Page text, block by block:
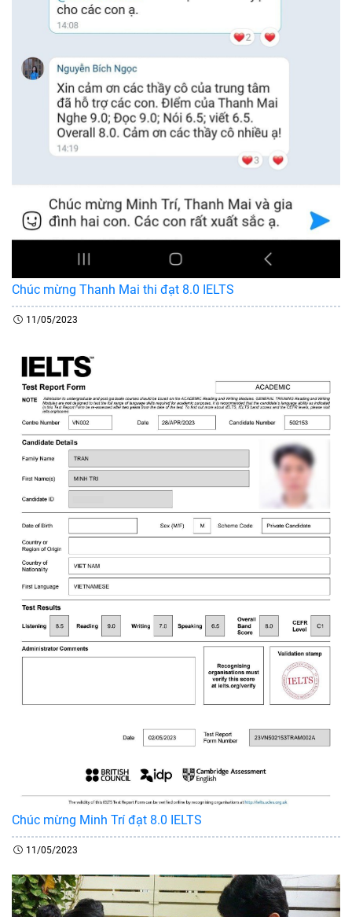
Chúc mừng Thanh Mai thi đạt 8.0 IELTS
11/05/2023
Chúc mừng Minh Trí đạt 8.0 IELTS
11/05/2023